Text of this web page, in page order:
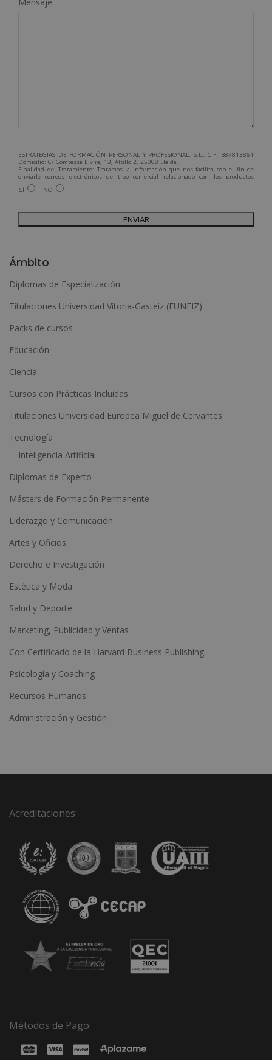
ESTRATEGIAS DE FORMACIÓN PERSONAL Y PROFESIONAL, S.L., CIF: B87813861
Domicilio: C/ Comtessa Elvira, 13, Altillo 2, 25008 Lleida.
Finalidad del Tratamiento: Tratamos la información que nos facilita con el fin de
enviarle correos electrónicos de tipo comercial relacionado con los productos
ofrecidos y otros tipo de productos que fueran de su interés.
Legitimación del tratamiento: Consentimiento del interesado.
Para más información consulte nuestra Política de Privacidad.
Desea recibir información comercial (vía telefónica y/o email):
SÍ NO
e
r
n
i
v
e
Ámbito
Diplomas de Especialización
Titulaciones Universidad Vitoria-Gasteiz (EUNEIZ)
Packs de cursos
Educación
Ciencia
Cursos con Prácticas Incluídas
Titulaciones Universidad Europea Miguel de Cervantes
Tecnología
Inteligencia Artificial
Diplomas de Experto
Másters de Formación Permanente
Liderazgo y Comunicación
Artes y Oficios
Derecho e Investigación
Estética y Moda
Salud y Deporte
Marketing, Publicidad y Ventas
Con Certificado de la Harvard Business Publishing
Psicología y Coaching
Recursos Humanos
Administración y Gestión
Acreditaciones:
Métodos de Pago: